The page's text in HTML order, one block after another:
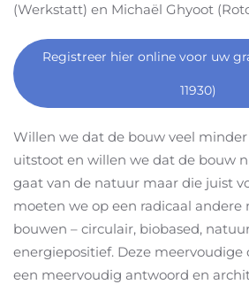
(Werkstatt) en Michaël Ghyoot
Registreer hier online voor uw
11930)
Willen we dat de bouw veel
uitstoot en willen we dat de bouw
gaat van de natuur maar die juist
moeten we op een radicaal andere
bouwen – circulair, biobased,
energiepositief. Deze meervoudige
een meervoudig antwoord en